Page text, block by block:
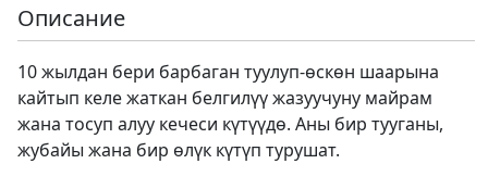
Описание
10 жылдан бери барбаган туулуп-өскөн шаарына
кайтып келе жаткан белгилүү жазуучуну майрам
жана тосуп алуу кечеси күтүүдө. Аны бир тууганы,
жубайы жана бир өлүк күтүп турушат.